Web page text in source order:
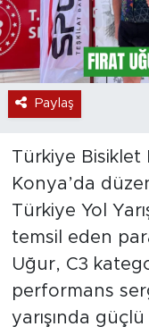
Paylaş
Türkiye Bisiklet
Konya’da
Türkiye Yol
temsil eden
Uğur, C3
performans
yarışında
Spor
Turizm